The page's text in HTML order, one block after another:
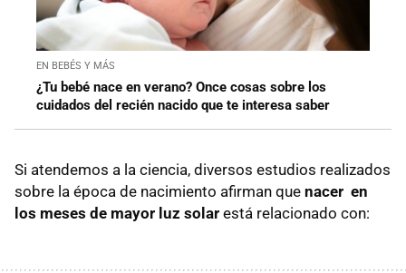
EN BEBÉS Y MÁS
¿Tu bebé nace en verano? Once cosas sobre los
cuidados del recién nacido que te interesa saber
Si atendemos a la ciencia, diversos estudios realizados
sobre la época de nacimiento afirman que nacer en
los meses de mayor luz solar está relacionado con: